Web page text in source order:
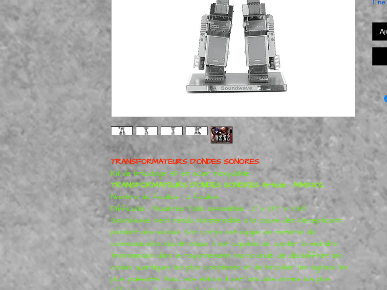
TRANSFORMATEURS D'ONDES SONORES
Kit de bricolage 3D en acier inoxydable
TRANSFORMATEURS D'ONDES SONORES Article : MMS302
Nombre de feuilles : 2 feuilles
Difficulté : Modérée Taille assemblée : 2" x 1,37" x 3,38"
Soundwave s'est rendu indispensable à la cause des Decepticons
pendant des siècles. Son corps est équipé de matériel de
communication électronique. Il est capable de capter la moindre
transmission dans le rayonnement micro-onde, de déchiffrer les
codes quantiques les plus complexes et de brouiller les signaux les
plus puissants. Avec ses sbires, il est l'une des armes les plus
Il